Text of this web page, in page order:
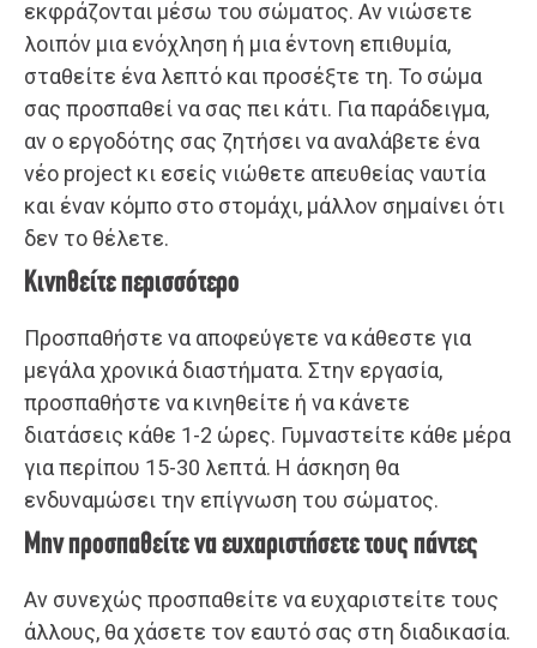
εκφράζονται μέσω του σώματος. Αν νιώσετε
λοιπόν μια ενόχληση ή μια έντονη επιθυμία,
σταθείτε ένα λεπτό και προσέξτε τη. Το σώμα
σας προσπαθεί να σας πει κάτι. Για παράδειγμα,
αν ο εργοδότης σας ζητήσει να αναλάβετε ένα
νέο project κι εσείς νιώθετε απευθείας ναυτία
και έναν κόμπο στο στομάχι, μάλλον σημαίνει ότι
δεν το θέλετε.
Κινηθείτε περισσότερο
Προσπαθήστε να αποφεύγετε να κάθεστε για
μεγάλα χρονικά διαστήματα. Στην εργασία,
προσπαθήστε να κινηθείτε ή να κάνετε
διατάσεις κάθε 1-2 ώρες. Γυμναστείτε κάθε μέρα
για περίπου 15-30 λεπτά. Η άσκηση θα
ενδυναμώσει την επίγνωση του σώματος.
Μην προσπαθείτε να ευχαριστήσετε τους πάντες
Αν συνεχώς προσπαθείτε να ευχαριστείτε τους
άλλους, θα χάσετε τον εαυτό σας στη διαδικασία.